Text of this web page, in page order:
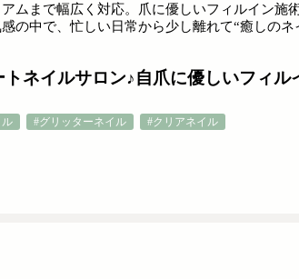
ネイルサロン♪自爪に優しいフィ
#グリッターネイル #クリアネイル
ムまで幅広く対応。爪に優しいフィルイン
の中で、忙しい日常から少し離れて“癒しの